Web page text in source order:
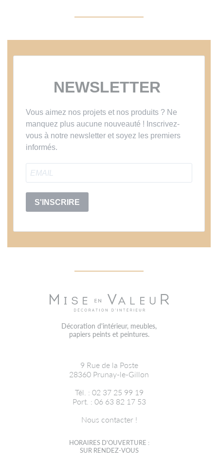
NEWSLETTER
Vous aimez nos projets et nos produits ? Ne
manquez plus aucune nouveauté ! Inscrivez-
vous à notre newsletter et soyez les premiers
informés.
S'INSCRIRE
Décoration d'intérieur, meubles,
papiers peints et peintures.
9 Rue de la Poste
28360 Prunay-le-Gillon
Tél. : 02 37 25 99 19
Port. : 06 63 82 17 53
Nous contacter !
HORAIRES D'OUVERTURE :
SUR RENDEZ-VOUS